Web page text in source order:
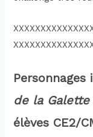
Personnages
de la Galette
élèves CE2/